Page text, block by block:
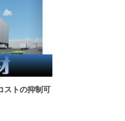
ストの抑制可